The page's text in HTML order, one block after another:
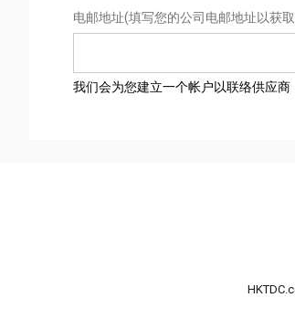
电邮地址(填写您的公司电邮地址以获
我们会为您建立一个帐户以联络供应商